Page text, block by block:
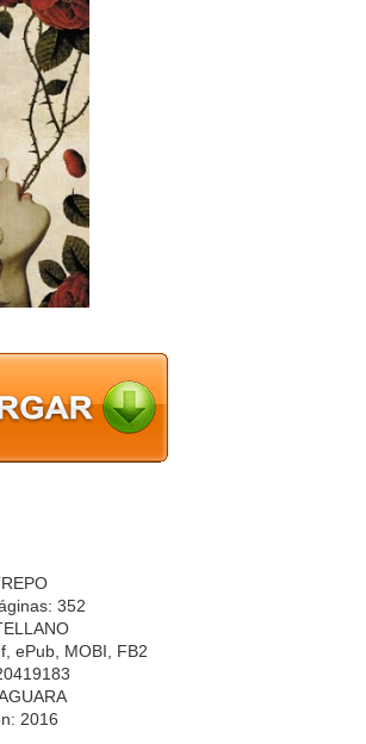
352
ePub, MOBI, FB2
2016